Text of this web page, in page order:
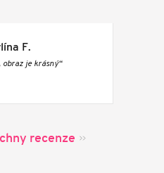
F.
obraz je krásný“
recenze